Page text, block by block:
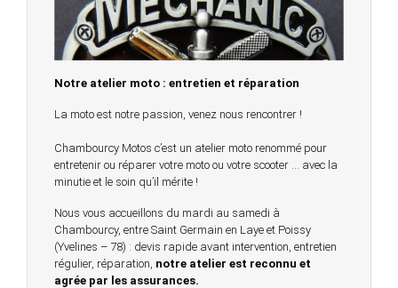
Notre atelier moto : entretien et réparation
La moto est notre passion, venez nous rencontrer !
Chambourcy Motos c’est un atelier moto renommé pour
entretenir ou réparer votre moto ou votre scooter … avec la
minutie et le soin qu’il mérite !
Nous vous accueillons du mardi au samedi à
Chambourcy, entre Saint Germain en Laye et Poissy
(Yvelines – 78) : devis rapide avant intervention, entretien
régulier, réparation, notre atelier est reconnu et
agrée par les assurances.